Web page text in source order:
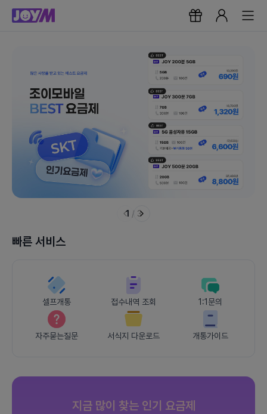
1 / 3
빠른 서비스
셀프개통 접수내역 조회 1:1문의
자주묻는질문 서식지 다운로드 개통가이드
지금 많이 찾는 인기 요금제